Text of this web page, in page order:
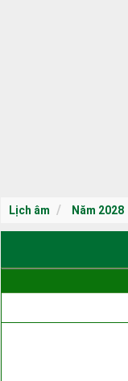
Lịch âm Năm 2028